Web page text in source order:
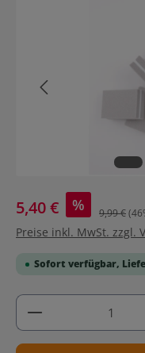
5,40 € % 9,99 €
Preise inkl. MwSt. zzgl.
Sofort verfügbar,
Produkt Anzahl: